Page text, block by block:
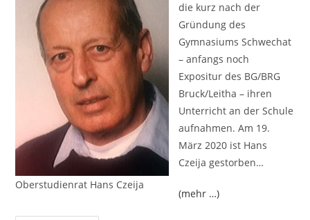
Oberstudienrat Hans Czeija
die kurz nach der
Gründung des
Gymnasiums Schwechat
– anfangs noch
Expositur des BG/BRG
Bruck/Leitha – ihren
Unterricht an der Schule
aufnahmen. Am 19.
März 2020 ist Hans
Czeija gestorben…
(mehr …)